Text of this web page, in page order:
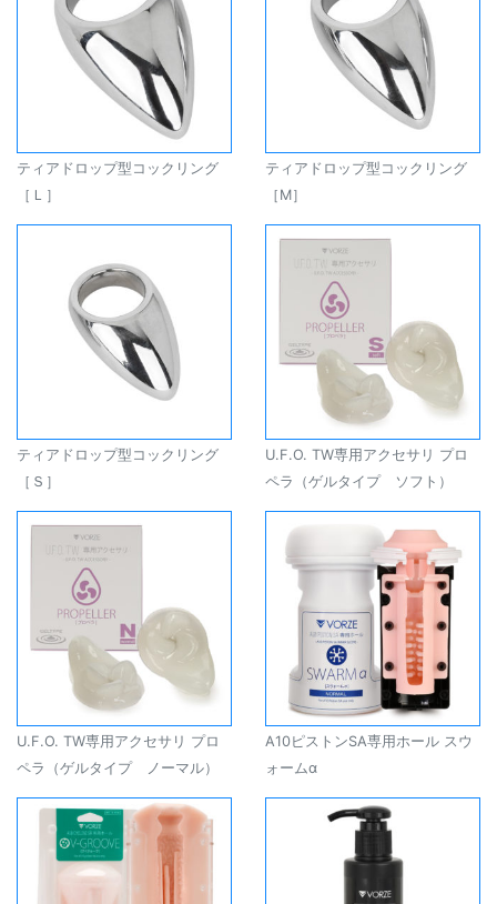
ティアドロップ型コックリング
［Ｌ］
ティアドロップ型コックリング
［M］
ティアドロップ型コックリング
［Ｓ］
U.F.O. TW専用アクセサリ プロ
ペラ（ゲルタイプ ソフト）
U.F.O. TW専用アクセサリ プロ
ペラ（ゲルタイプ ノーマル）
A10ピストンSA専用ホール スウ
ォームα